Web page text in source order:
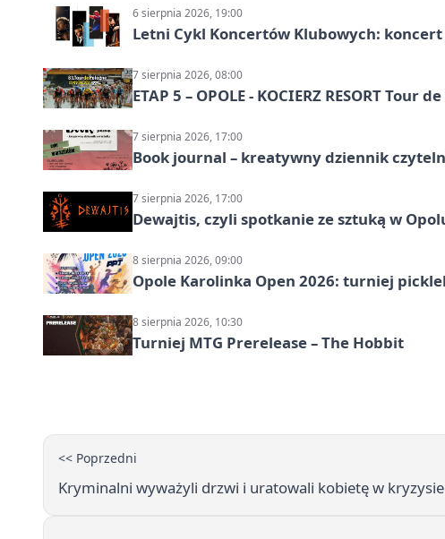
6 sierpnia 2026, 19:00
Letni Cykl Koncertów Klubowych: koncert
7 sierpnia 2026, 08:00
ETAP 5 – OPOLE - KOCIERZ RESORT Tour
7 sierpnia 2026, 17:00
Book journal – kreatywny dziennik
7 sierpnia 2026, 17:00
Dewajtis, czyli spotkanie ze sztuką w
8 sierpnia 2026, 09:00
Opole Karolinka Open 2026: turniej
8 sierpnia 2026, 10:30
Turniej MTG Prerelease – The Hobbit
<< Poprzedni
Kryminalni wyważyli drzwi i uratowali kobietę w